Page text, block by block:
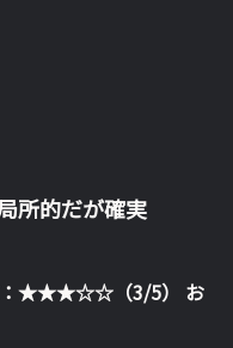
所的だが確実
：★★★☆☆（3/5）
お